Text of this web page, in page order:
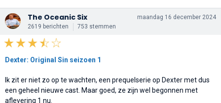
The Oceanic Six
2619 berichten 753 stemmen
maandag 16 december 2024
Dexter: Original Sin seizoen 1
Ik zit er niet zo op te wachten, een prequelserie op Dexter met dus
een geheel nieuwe cast. Maar goed, ze zijn wel begonnen met
aflevering 1 nu.